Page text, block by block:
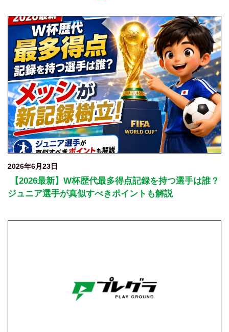
2026年6月23日
【2026最新】W杯歴代最多得点記録を持つ選手は誰？
ジュニア選手が真似すべきポイントも解説